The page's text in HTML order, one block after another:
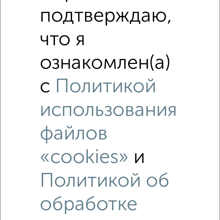
Рядом, с меньшей ценой
Недалеко от Добросельская 184А с ценой ниже
подтверждаю,
что я
ознакомлен(а)
с Политикой
использования
файлов
«cookies» и
Политикой об
обработке